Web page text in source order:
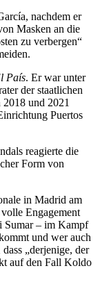
nachdem er
Masken an die
zu verbergen“
País. Er war unter
der staatlichen
und 2021
Puertos
reagierte die
Form von
in Madrid am
Engagement
Sumar – im Kampf
und wer auch
„derjenige, der
auf den Fall Koldo